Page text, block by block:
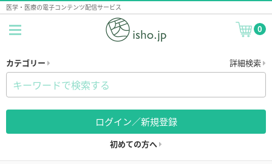
医学・医療の電子コンテンツ配信サービス
0
カテゴリー 詳細検索
ログイン／新規登録
初めての方へ